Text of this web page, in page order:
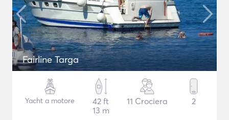
Fairline Targa
Yacht a motore
42 ft
13 m
11 Crociera 2